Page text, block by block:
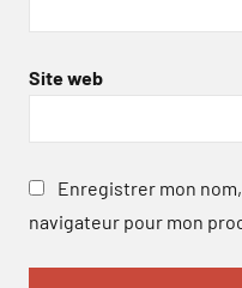
Site web
Enregistrer mon
navigateur pour mon